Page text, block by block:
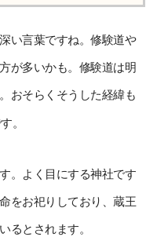
い言葉ですね。修験道や
が多いかも。修験道は明
おそらくそうした経緯も
。
。よく目にする神社です
をお祀りしており、蔵王
るとされます。